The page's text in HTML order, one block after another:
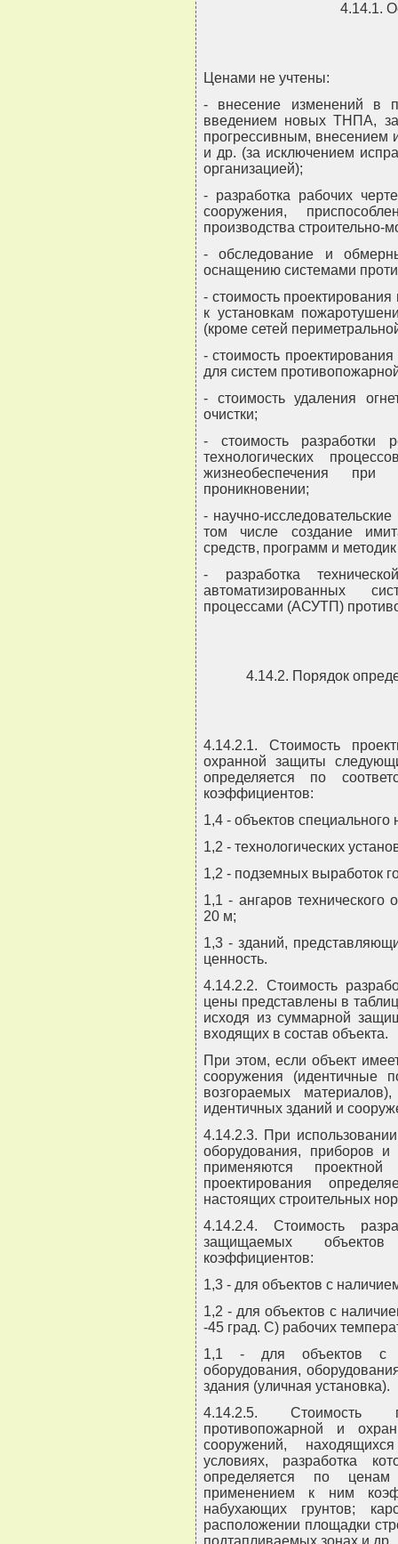
4.14.1.
Ценами не учтены:
- внесение изменений в
введением новых ТНПА,
прогрессивным, внесением
и др. (за исключением
организацией);
- разработка рабочих
сооружения,
производства строительно-
- обследование и
оснащению системами
- стоимость
к установкам
(кроме сетей
- стоимость
для систем
- стоимость удаления
очистки;
- стоимость разработки
технологических
жизнеобеспечения при
проникновении;
- научно-
том числе создание
средств, программ и
- разработка
автоматизированных
процессами (АСУТП)
4.14.2. Порядок
4.14.2.1. Стоимость
охранной защиты
определяется по
коэффициентов:
1,4 - объектов специального
1,2 - технологических
1,2 - подземных выработок
1,1 - ангаров
20 м;
1,3 - зданий,
ценность.
4.14.2.2. Стоимость
цены представлены в
исходя из суммарной
входящих в состав объекта.
При этом, если объект
сооружения (идентичные
возгораемых
идентичных зданий и
4.14.2.3. При
оборудования, приборов и
применяются
проектирования
настоящих строительных
4.14.2.4. Стоимость
защищаемых
коэффициентов:
1,3 - для объектов с
1,2 - для объектов с
-45 град. С) рабочих
1,1 - для объектов с
оборудования,
здания (уличная установка).
4.14.2.5. Стоимость
противопожарной и
сооружений,
условиях, разработка
определяется по
применением к ним
набухающих грунтов;
расположении площадки
подтапливаемых зонах и др.